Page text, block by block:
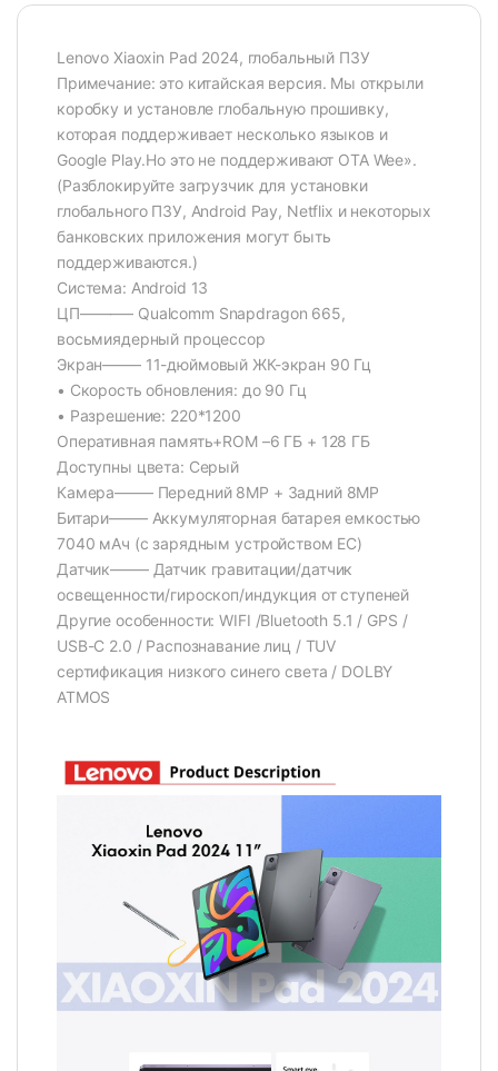
Lenovo Xiaoxin Pad 2024, глобальный ПЗУ
Примечание: это китайская версия. Мы открыли
коробку и установле глобальную прошивку,
которая поддерживает несколько языков и
Google Play.Но это не поддерживают OTA Wee».
(Разблокируйте загрузчик для установки
глобального ПЗУ, Android Pay, Netflix и некоторых
банковских приложения могут быть
поддерживаются.)
Система: Android 13
ЦП———– Qualcomm Snapdragon 665,
восьмиядерный процессор
Экран——– 11-дюймовый ЖК-экран 90 Гц
• Скорость обновления: до 90 Гц
• Разрешение: 220*1200
Оперативная память+ROM –6 ГБ + 128 ГБ
Доступны цвета: Серый
Камера——– Передний 8MP + Задний 8MP
Битари——– Аккумуляторная батарея емкостью
7040 мАч (с зарядным устройством ЕС)
Датчик——– Датчик гравитации/датчик
освещенности/гироскоп/индукция от ступеней
Другие особенности: WIFI /Bluetooth 5.1 / GPS /
USB-C 2.0 / Распознавание лиц / TUV
сертификация низкого синего света / DOLBY
ATMOS